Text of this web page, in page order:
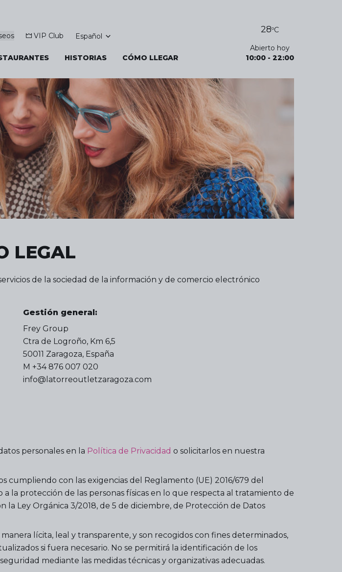
VIP Club Español
HISTORIAS CÓMO LLEGAR
28ºC
Abierto hoy
10:00 - 22:00
LEGAL
de la sociedad de la información y de comercio electrónico
Gestión general:
Frey Group
Ctra de Logroño, Km 6,5
50011 Zaragoza, España
M +34 876 007 020
info@latorreoutletzaragoza.com
personales en la Política de Privacidad o solicitarlos en nuestra
cumpliendo con las exigencias del Reglamento (UE) 2016/679 del
la protección de las personas físicas en lo que respecta al tratamiento de
la Ley Orgánica 3/2018, de 5 de diciembre, de Protección de Datos
lícita, leal y transparente, y son recogidos con fines determinados,
si fuera necesario. No se permitirá la identificación de los
mediante las medidas técnicas y organizativas adecuadas.